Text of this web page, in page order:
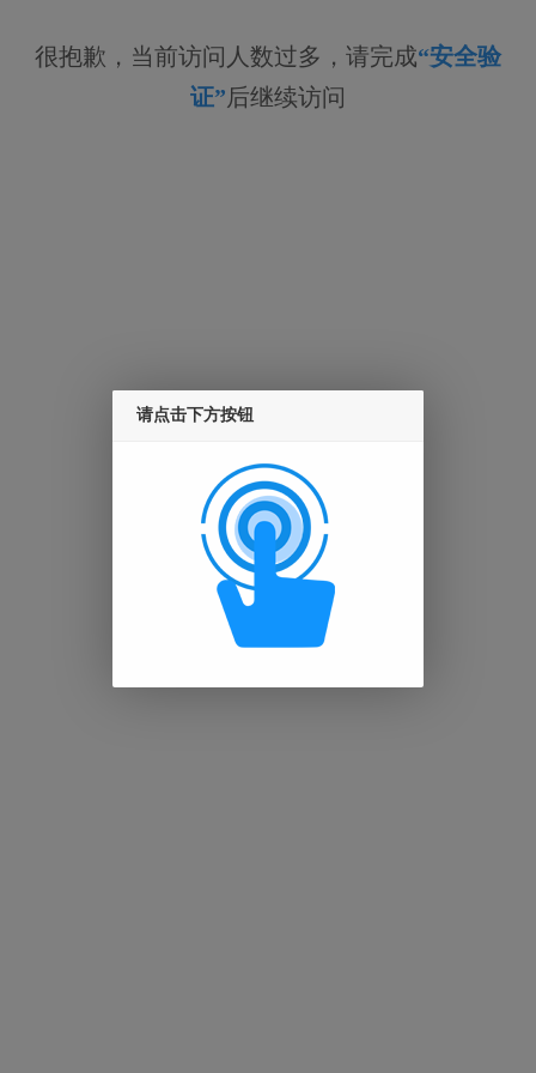
很抱歉，当前访问人数过多，请完成“安全验
证”后继续访问
请点击下方按钮